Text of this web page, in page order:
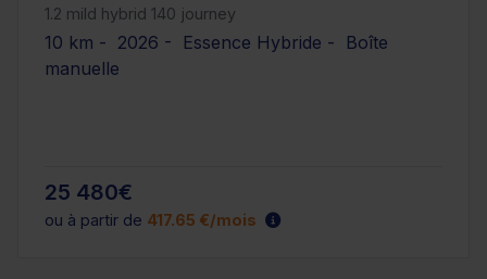
1.2 mild hybrid 140 journey
10 km - 2026 - Essence Hybride - Boîte
manuelle
25 480€
ou à partir de 417.65 €/mois